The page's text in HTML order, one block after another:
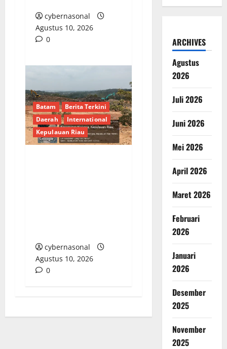
cybernasonal
Agustus 10, 2026
0
Batam
Berita Terkini
Daerah
International
Kepulauan Riau
cybernasonal
Agustus 10, 2026
0
ARCHIVES
Agustus
2026
Juli 2026
Juni 2026
Mei 2026
April 2026
Maret 2026
Februari
2026
Januari
2026
Desember
2025
November
2025